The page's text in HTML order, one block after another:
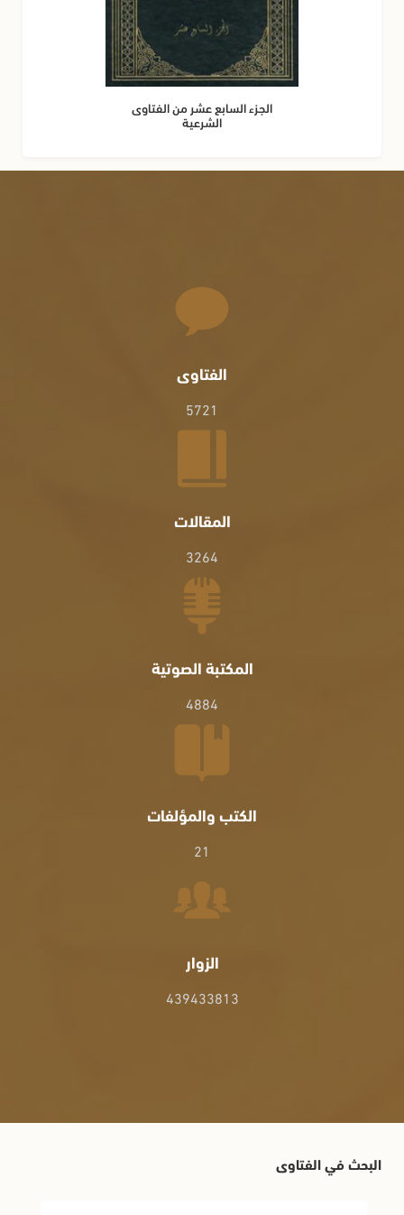
الجزء السابع عشر من الفتاوى
الشرعية
الفتاوى
5721
المقالات
3264
المكتبة الصوتية
4884
الكتب والمؤلفات
21
الزوار
439433813
البحث في الفتاوى